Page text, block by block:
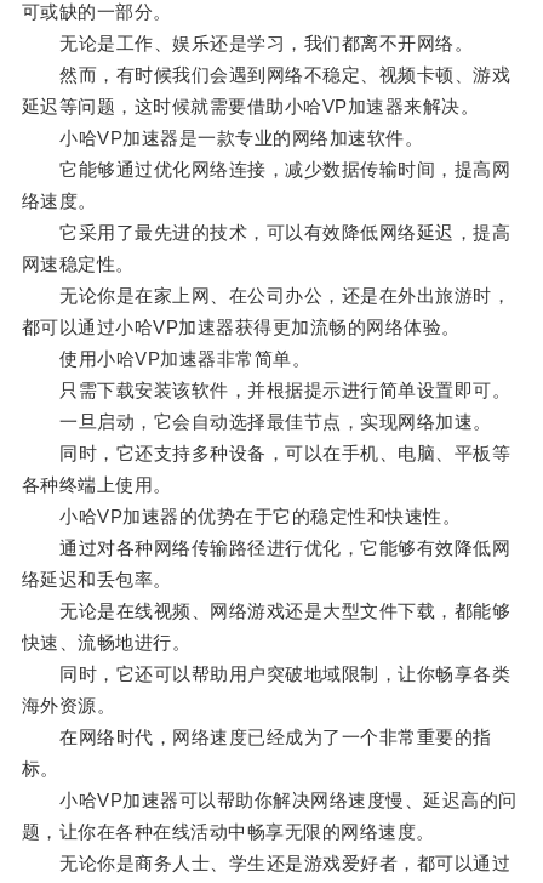
可或缺的一部分。
无论是工作、娱乐还是学习，我们都离不开网络。
然而，有时候我们会遇到网络不稳定、视频卡顿、游戏
延迟等问题，这时候就需要借助小哈VP加速器来解决。
小哈VP加速器是一款专业的网络加速软件。
它能够通过优化网络连接，减少数据传输时间，提高网
络速度。
它采用了最先进的技术，可以有效降低网络延迟，提高
网速稳定性。
无论你是在家上网、在公司办公，还是在外出旅游时，
都可以通过小哈VP加速器获得更加流畅的网络体验。
使用小哈VP加速器非常简单。
只需下载安装该软件，并根据提示进行简单设置即可。
一旦启动，它会自动选择最佳节点，实现网络加速。
同时，它还支持多种设备，可以在手机、电脑、平板等
各种终端上使用。
小哈VP加速器的优势在于它的稳定性和快速性。
通过对各种网络传输路径进行优化，它能够有效降低网
络延迟和丢包率。
无论是在线视频、网络游戏还是大型文件下载，都能够
快速、流畅地进行。
同时，它还可以帮助用户突破地域限制，让你畅享各类
海外资源。
在网络时代，网络速度已经成为了一个非常重要的指
标。
小哈VP加速器可以帮助你解决网络速度慢、延迟高的问
题，让你在各种在线活动中畅享无限的网络速度。
无论你是商务人士、学生还是游戏爱好者，都可以通过